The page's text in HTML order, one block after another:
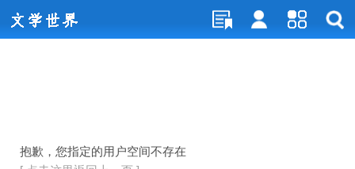
抱歉，您指定的用户空间不存在